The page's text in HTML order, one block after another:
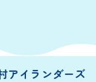
アイランダーズ